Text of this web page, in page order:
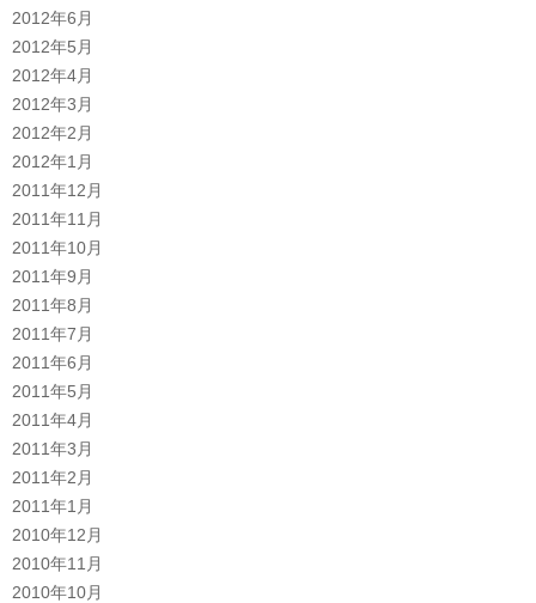
2012年6月
2012年5月
2012年4月
2012年3月
2012年2月
2012年1月
2011年12月
2011年11月
2011年10月
2011年9月
2011年8月
2011年7月
2011年6月
2011年5月
2011年4月
2011年3月
2011年2月
2011年1月
2010年12月
2010年11月
2010年10月